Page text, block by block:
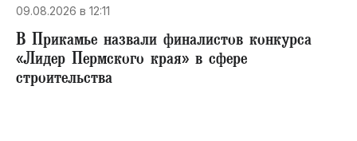
09.08.2026 в 12:11
В Прикамье назвали финалистов конкурса
«Лидер Пермского края» в сфере
строительства